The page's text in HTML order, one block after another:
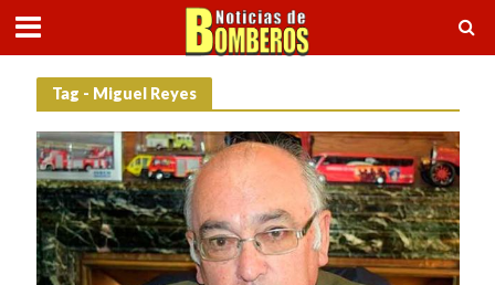
Tag - Miguel Reyes